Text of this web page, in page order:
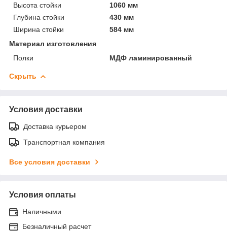
Высота стойки
1060 мм
Глубина стойки
430 мм
Ширина стойки
584 мм
Материал изготовления
Полки
МДФ ламинированный
Скрыть
Условия доставки
Доставка курьером
Транспортная компания
Все условия доставки
Условия оплаты
Наличными
Безналичный расчет